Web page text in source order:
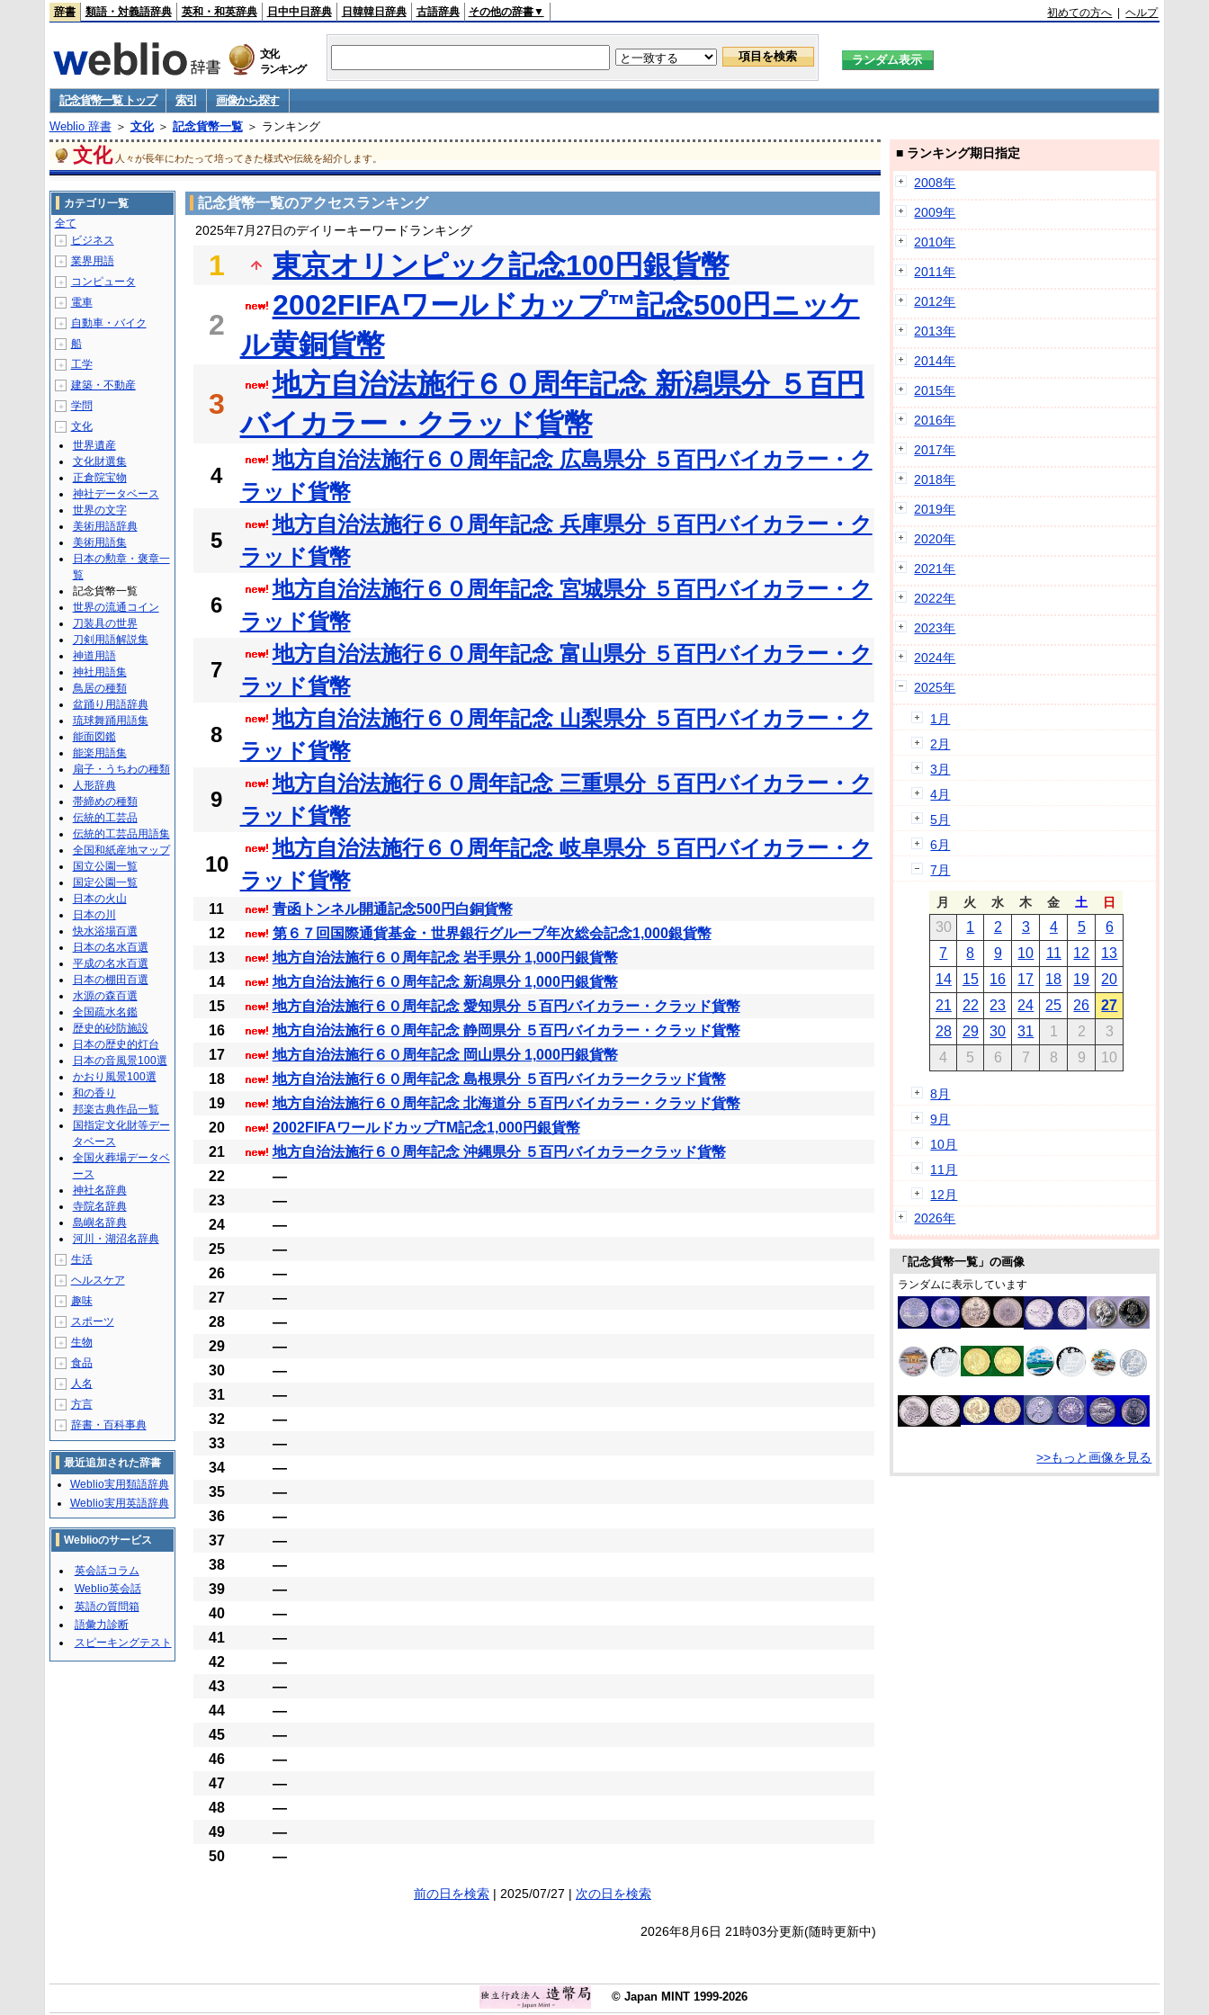
辞書 類語・対義語辞典 英和・和英辞典 日中中日辞典 日韓韓日辞典 古語辞典 その他の辞書▼ 初めての方へ |ヘルプ
文化
ランキング
記念貨幣一覧 トップ 索引
画像から探す
Weblio 辞書＞ 文化＞ 記念貨幣一覧＞ ランキング
文化 人々が長年にわたって培ってきた様式や伝統を紹介します。
記念貨幣一覧のアクセスランキング
2025年7月27日のデイリーキーワードランキング
1
東京オリンピック記念100円銀貨幣
2
2002FIFAワールドカップ™記念500円ニッケ
ル黄銅貨幣
3
地方自治法施行６０周年記念 新潟県分 ５百円
バイカラー・クラッド貨幣
4
地方自治法施行６０周年記念 広島県分 ５百円バイカラー・ク
ラッド貨幣
5
地方自治法施行６０周年記念 兵庫県分 ５百円バイカラー・ク
ラッド貨幣
6
地方自治法施行６０周年記念 宮城県分 ５百円バイカラー・ク
ラッド貨幣
7
地方自治法施行６０周年記念 富山県分 ５百円バイカラー・ク
ラッド貨幣
8
地方自治法施行６０周年記念 山梨県分 ５百円バイカラー・ク
ラッド貨幣
9
地方自治法施行６０周年記念 三重県分 ５百円バイカラー・ク
ラッド貨幣
10
地方自治法施行６０周年記念 岐阜県分 ５百円バイカラー・ク
ラッド貨幣
11
青函トンネル開通記念500円白銅貨幣
12
第６７回国際通貨基金・世界銀行グループ年次総会記念1,000銀貨幣
13
地方自治法施行６０周年記念 岩手県分 1,000円銀貨幣
14
地方自治法施行６０周年記念 新潟県分 1,000円銀貨幣
15
地方自治法施行６０周年記念 愛知県分 ５百円バイカラー・クラッド貨幣
16
地方自治法施行６０周年記念 静岡県分 ５百円バイカラー・クラッド貨幣
17
地方自治法施行６０周年記念 岡山県分 1,000円銀貨幣
18
地方自治法施行６０周年記念 島根県分 ５百円バイカラークラッド貨幣
19
地方自治法施行６０周年記念 北海道分 ５百円バイカラー・クラッド貨幣
20
2002FIFAワールドカップTM記念1,000円銀貨幣
21
地方自治法施行６０周年記念 沖縄県分 ５百円バイカラークラッド貨幣
22
―
23
―
24
―
25
―
26
―
27
―
28
―
29
―
30
―
31
―
32
―
33
―
34
―
35
―
36
―
37
―
38
―
39
―
40
―
41
―
42
―
43
―
44
―
45
―
46
―
47
―
48
―
49
―
50
―
前の日を検索| 2025/07/27 | 次の日を検索
2026年8月6日 21時03分更新(随時更新中)
カテゴリ一覧
全て
＋ ビジネス
＋ 業界用語
＋ コンピュータ
＋ 電車
＋ 自動車・バイク
＋ 船
＋ 工学
＋ 建築・不動産
＋ 学問
－
文化
世界遺産
文化財選集
正倉院宝物
神社データベース
世界の文字
美術用語辞典
美術用語集
日本の勲章・褒章一
覧
記念貨幣一覧
世界の流通コイン
刀装具の世界
刀剣用語解説集
神道用語
神社用語集
鳥居の種類
盆踊り用語辞典
琉球舞踊用語集
能面図鑑
能楽用語集
扇子・うちわの種類
人形辞典
帯締めの種類
伝統的工芸品
伝統的工芸品用語集
全国和紙産地マップ
国立公園一覧
国定公園一覧
日本の火山
日本の川
快水浴場百選
日本の名水百選
平成の名水百選
日本の棚田百選
水源の森百選
全国疏水名鑑
歴史的砂防施設
日本の歴史的灯台
日本の音風景100選
かおり風景100選
和の香り
邦楽古典作品一覧
国指定文化財等デー
タベース
全国火葬場データベ
ース
神社名辞典
寺院名辞典
島嶼名辞典
河川・湖沼名辞典
＋ 生活
＋ ヘルスケア
＋ 趣味
＋ スポーツ
＋ 生物
＋ 食品
＋ 人名
＋ 方言
＋ 辞書・百科事典
最近追加された辞書
Weblio実用類語辞典
Weblio実用英語辞典
Weblioのサービス
英会話コラム
Weblio英会話
英語の質問箱
語彙力診断
スピーキングテスト
■ ランキング期日指定
2008年
2009年
2010年
2011年
2012年
2013年
2014年
2015年
2016年
2017年
2018年
2019年
2020年
2021年
2022年
2023年
2024年
2025年
1月
2月
3月
4月
5月
6月
7月
月 火 水 木 金 土 日
30 1 2 3 4 5
6
7
8 9 10 11 12
13
14
15 16 17 18 19
20
21
22 23 24 25 26
27
28
29 30 31 1 2
3
4
5 6 7 8 9 10
8月
9月
10月
11月
12月
2026年
「記念貨幣一覧」の画像
ランダムに表示しています
>>もっと画像を見る
© Japan MINT 1999-2026